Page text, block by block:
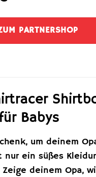
PARTNERSHOP
Babys
um deinem
ein süßes
deinem Opa,